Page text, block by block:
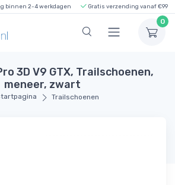
binnen 2-4 werkdagen Gratis verzending vanaf €99
0
3D V9 GTX, Trailschoenen,
meneer, zwart
Trailschoenen